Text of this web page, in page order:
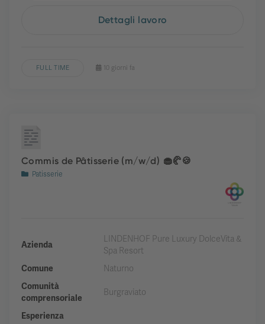
Dettagli lavoro
FULL TIME 10 giorni fa
Commis de Pâtisserie (m/w/d) 🧁🥐🍪
Patisserie
Azienda
LINDENHOF Pure Luxury DolceVita &
Spa Resort
Comune
Naturno
Comunità
comprensoriale
Burgraviato
Esperienza